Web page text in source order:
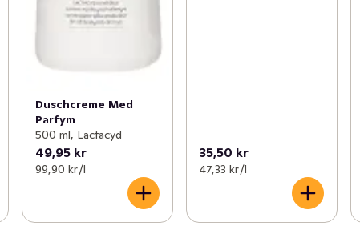
Duschcreme Med
Parfym
500 ml, Lactacyd
49,95 kr
99,90 kr /l
35,50 kr
47,33 kr /l